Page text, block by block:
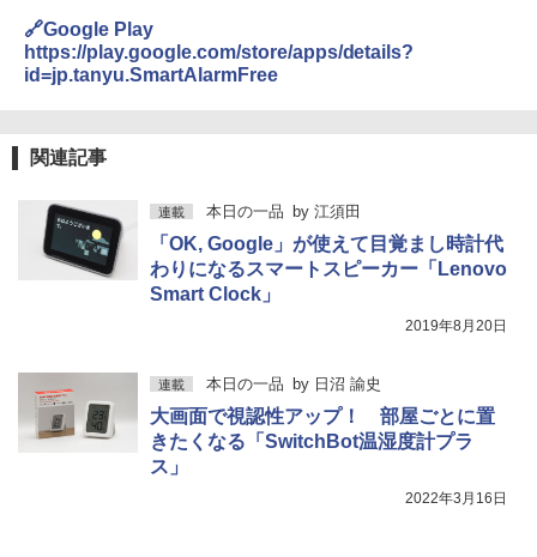
🔗Google Play
https://play.google.com/store/apps/details?
id=jp.tanyu.SmartAlarmFree
関連記事
連載 本日の一品 by 江須田
「OK, Google」が使えて目覚まし時計代
わりになるスマートスピーカー「Lenovo
Smart Clock」
2019年8月20日
連載 本日の一品 by 日沼 諭史
大画面で視認性アップ！ 部屋ごとに置
きたくなる「SwitchBot温湿度計プラ
ス」
2022年3月16日